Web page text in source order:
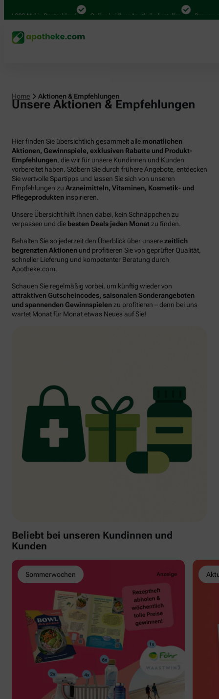
Mal in Deutschland Online bei Ihrer Apotheke bestellen Bequem
Home Aktionen & Empfehlungen
Unsere Aktionen & Empfehlungen
Hier finden Sie übersichtlich gesammelt alle monatlichen
Aktionen, Gewinnspiele, exklusiven Rabatte und Produkt-
Empfehlungen , die wir für unsere Kundinnen und Kunden
vorbereitet haben. Stöbern Sie durch frühere Angebote, entdecken
Sie wertvolle Spartipps und lassen Sie sich von unseren
Empfehlungen zu Arzneimitteln, Vitaminen, Kosmetik- und
Pflegeprodukten inspirieren.
Unsere Übersicht hilft Ihnen dabei, kein Schnäppchen zu
verpassen und die besten Deals jeden Monatzu finden.
Behalten Sie so jederzeit den Überblick über unserezeitlich
begrenzten Aktionen und profitieren Sie von geprüfter Qualität,
schneller Lieferung und kompetenter Beratung durch
Apotheke.com.
Schauen Sie regelmäßig vorbei, um künftig wieder von
attraktiven Gutscheincodes, saisonalen Sonderangeboten
und spannenden Gewinnspielenzu profitieren – denn bei uns
wartet Monat für Monat etwas Neues auf Sie!
Beliebt bei unseren Kundinnen und
Kunden
Sommerwochen